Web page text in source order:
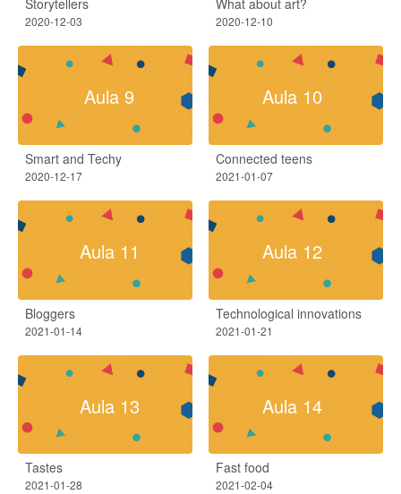
2020-12-03 2020-12-10
Aula 9
Smart and Techy
2020-12-17
Aula 10
Connected teens
2021-01-07
Aula 11
Bloggers
2021-01-14
Aula 12
Technological innovations
2021-01-21
Aula 13
Tastes
2021-01-28
Aula 14
Fast food
2021-02-04